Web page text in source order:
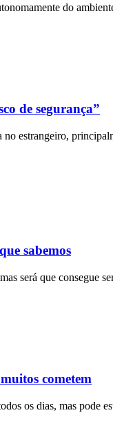
do
de segurança”
estrangeiro,
sabemos
será que consegue
cometem
os dias, mas pode